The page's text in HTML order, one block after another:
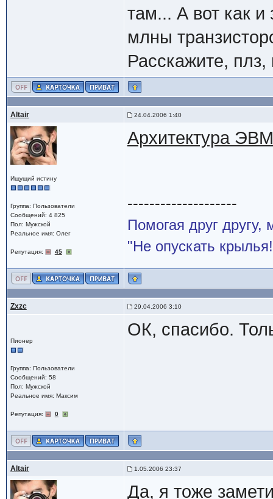
там... А вот как и
млны
Расскажите,
Altair 24.04.2006 1:40
Ищущий истину
Группа: Пользователи
Сообщений: 4 825
Пол: Мужской
Реальное имя: Олег
Репутация: 45
Архитектура ЭВМ
--------------------
Помогая друг
"Не опускать
Zxzc 29.04.2006 3:10
Пионер
Группа: Пользователи
Сообщений: 58
Пол: Мужской
Реальное имя: Максим
Репутация: 0
ОК, спасибо.
Altair 1.05.2006 23:37
Да, я тоже